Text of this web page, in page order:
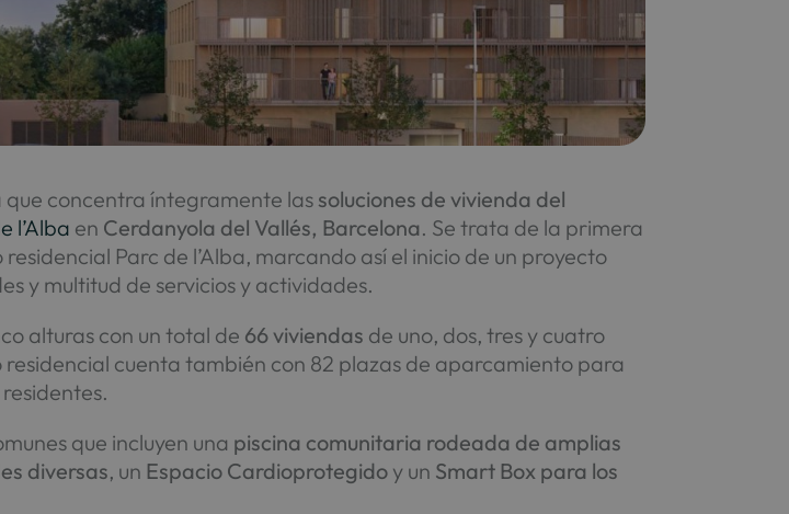
concentra íntegramente las soluciones de vivienda del
l’Alba en Cerdanyola del Vallés, Barcelona. Se trata de la primera
Parc de l’Alba, marcando así el inicio de un proyecto
y multitud de servicios y actividades.
alturas con un total de 66 viviendas de uno, dos, tres y cuatro
cuenta también con 82 plazas de aparcamiento para
que incluyen una piscina comunitaria rodeada de amplias
diversas, un Espacio Cardioprotegido y un Smart Box para los